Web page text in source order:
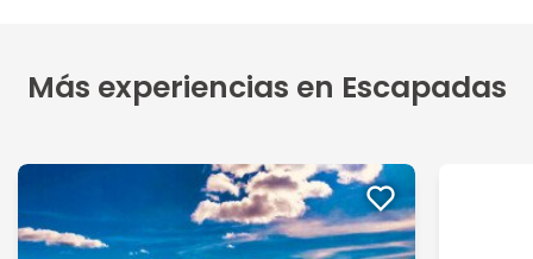
Más experiencias en Escapadas